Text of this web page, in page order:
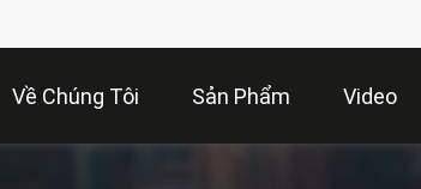
Về Chúng Tôi Sản Phẩm Video